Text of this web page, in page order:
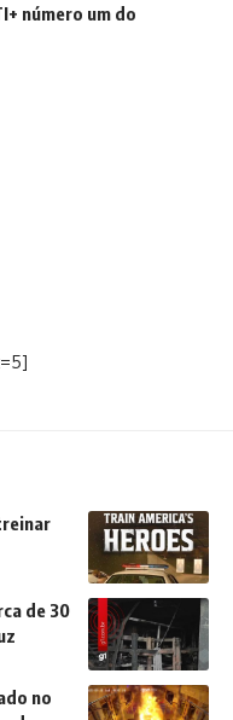
número um do
de 30
no